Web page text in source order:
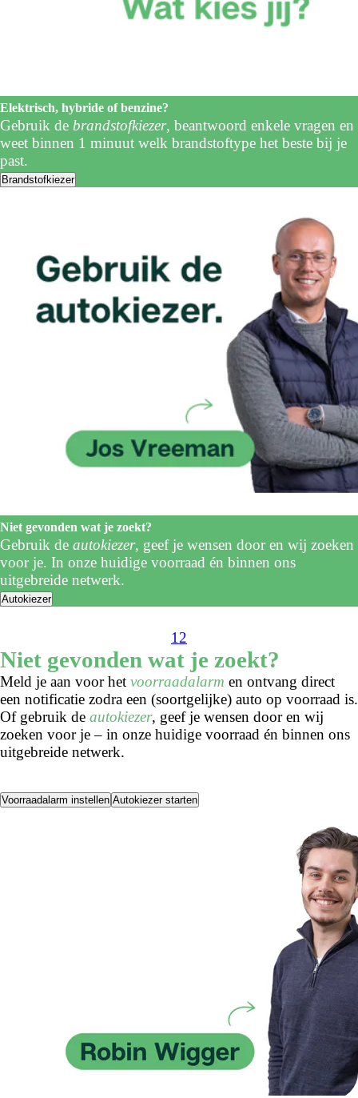
Elektrisch, hybride of benzine?
Gebruik de brandstofkiezer, beantwoord enkele vragen en
weet binnen 1 minuut welk brandstoftype het beste bij je
past.
Brandstofkiezer
Niet gevonden wat je zoekt?
Gebruik de autokiezer, geef je wensen door en wij zoeken
voor je. In onze huidige voorraad én binnen ons
uitgebreide netwerk.
Autokiezer
12
Niet gevonden wat je zoekt?
Meld je aan voor het voorraadalarm en ontvang direct
een notificatie zodra een (soortgelijke) auto op voorraad is.
Of gebruik de autokiezer, geef je wensen door en wij
zoeken voor je – in onze huidige voorraad én binnen ons
uitgebreide netwerk.
Voorraadalarm instellen Autokiezer starten